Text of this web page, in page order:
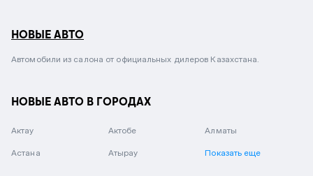
НОВЫЕ АВТО
Автомобили из салона от официальных дилеров Казахстана.
НОВЫЕ АВТО В ГОРОДАХ
Актау Актобе Алматы
Астана Атырау Показать еще